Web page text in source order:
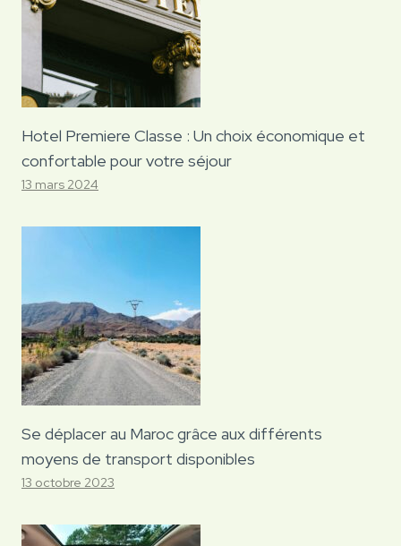
Hotel Premiere Classe : Un choix économique et
confortable pour votre séjour
13 mars 2024
Se déplacer au Maroc grâce aux différents
moyens de transport disponibles
13 octobre 2023